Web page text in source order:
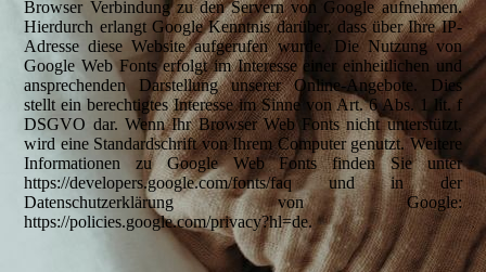
Browser Verbindung zu den Servern von Google aufnehmen.
Hierdurch erlangt Google Kenntnis darüber, dass über Ihre IP-
Adresse diese Website aufgerufen wurde. Die Nutzung von
Google Web Fonts erfolgt im Interesse einer einheitlichen und
ansprechenden Darstellung unserer Online-Angebote. Dies
stellt ein berechtigtes Interesse im Sinne von Art. 6 Abs. 1 lit. f
DSGVO dar. Wenn Ihr Browser Web Fonts nicht unterstützt,
wird eine Standardschrift von Ihrem Computer genutzt. Weitere
Informationen zu Google Web Fonts finden Sie unter
https://developers.google.com/fonts/faq und in der
Datenschutzerklärung von Google:
https://policies.google.com/privacy?hl=de.